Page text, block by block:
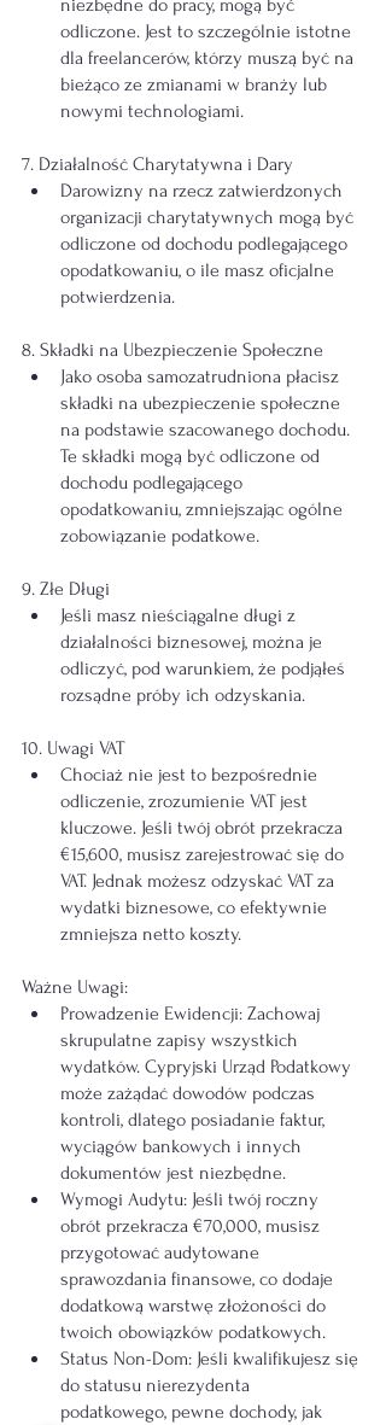
niezbędne do pracy, mogą być
odliczone. Jest to szczególnie istotne
dla freelancerów, którzy muszą być na
bieżąco ze zmianami w branży lub
nowymi technologiami.
7. Działalność Charytatywna i Dary
Darowizny na rzecz zatwierdzonych
organizacji charytatywnych mogą być
odliczone od dochodu podlegającego
opodatkowaniu, o ile masz oficjalne
potwierdzenia.
8. Składki na Ubezpieczenie Społeczne
Jako osoba samozatrudniona płacisz
składki na ubezpieczenie społeczne
na podstawie szacowanego dochodu.
Te składki mogą być odliczone od
dochodu podlegającego
opodatkowaniu, zmniejszając ogólne
zobowiązanie podatkowe.
9. Złe Długi
Jeśli masz nieściągalne długi z
działalności biznesowej, można je
odliczyć, pod warunkiem, że podjąłeś
rozsądne próby ich odzyskania.
10. Uwagi VAT
Chociaż nie jest to bezpośrednie
odliczenie, zrozumienie VAT jest
kluczowe. Jeśli twój obrót przekracza
€15,600, musisz zarejestrować się do
VAT. Jednak możesz odzyskać VAT za
wydatki biznesowe, co efektywnie
zmniejsza netto koszty.
Ważne Uwagi:
Prowadzenie Ewidencji: Zachowaj
skrupulatne zapisy wszystkich
wydatków. Cypryjski Urząd Podatkowy
może zażądać dowodów podczas
kontroli, dlatego posiadanie faktur,
wyciągów bankowych i innych
dokumentów jest niezbędne.
Wymogi Audytu: Jeśli twój roczny
obrót przekracza €70,000, musisz
przygotować audytowane
sprawozdania finansowe, co dodaje
dodatkową warstwę złożoności do
twoich obowiązków podatkowych.
Status Non-Dom: Jeśli kwalifikujesz się
do statusu nierezydenta
podatkowego, pewne dochody, jak